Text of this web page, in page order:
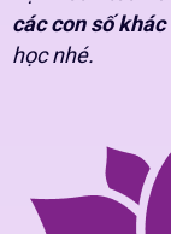
các con số khác
học nhé.